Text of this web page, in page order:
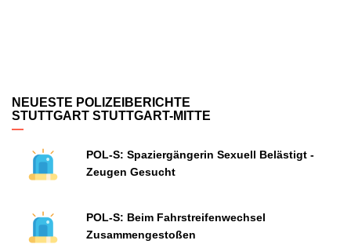
NEUESTE POLIZEIBERICHTE
STUTTGART STUTTGART-MITTE
POL-S: Spaziergängerin Sexuell Belästigt -
Zeugen Gesucht
POL-S: Beim Fahrstreifenwechsel
Zusammengestoßen